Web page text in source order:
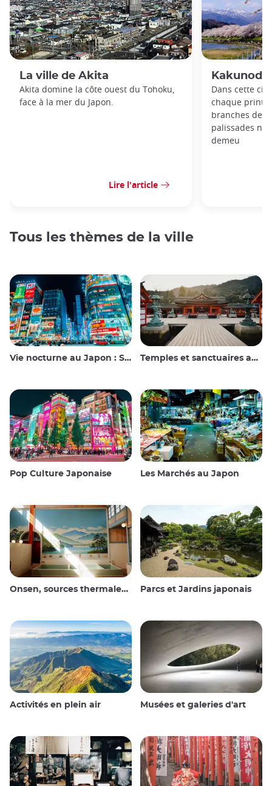
La ville de Akita
Akita domine la côte ouest du Tohoku,
face à la mer du Japon.
Lire l'article
Dans cette
chaque
branches de
palissades
demeu
Tous les thèmes de la ville
Vie nocturne au Japon : Sortir, voir et boire Temples et sanctuaires au Japon
Pop Culture Japonaise Les Marchés au Japon
Onsen, sources thermales et bains publics Parcs et Jardins japonais
Activités en plein air Musées et galeries d'art